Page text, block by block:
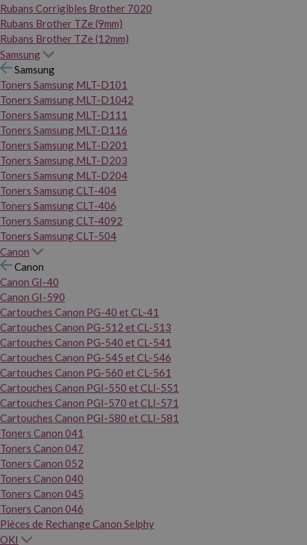
Rubans Corrigibles Brother 7020
Rubans Brother TZe (9mm)
Rubans Brother TZe (12mm)
Samsung
Samsung
Toners Samsung MLT-D101
Toners Samsung MLT-D1042
Toners Samsung MLT-D111
Toners Samsung MLT-D116
Toners Samsung MLT-D201
Toners Samsung MLT-D203
Toners Samsung MLT-D204
Toners Samsung CLT-404
Toners Samsung CLT-406
Toners Samsung CLT-4092
Toners Samsung CLT-504
Canon
Canon
Canon GI-40
Canon GI-590
Cartouches Canon PG-40 et CL-41
Cartouches Canon PG-512 et CL-513
Cartouches Canon PG-540 et CL-541
Cartouches Canon PG-545 et CL-546
Cartouches Canon PG-560 et CL-561
Cartouches Canon PGI-550 et CLI-551
Cartouches Canon PGI-570 et CLI-571
Cartouches Canon PGI-580 et CLI-581
Toners Canon 041
Toners Canon 047
Toners Canon 052
Toners Canon 040
Toners Canon 045
Toners Canon 046
Pièces de Rechange Canon Selphy
OKI